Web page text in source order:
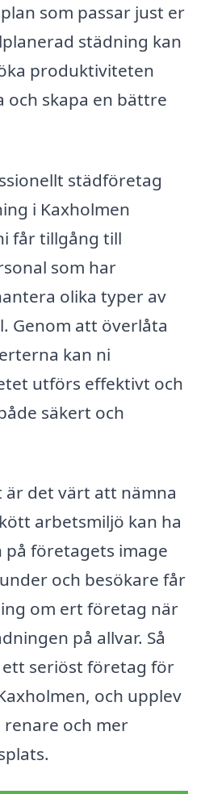
som passar just er
städning kan
produktiviteten
och skapa en bättre
städföretag
i Kaxholmen
får tillgång till
som har
olika typer av
Genom att överlåta
kan ni
utförs effektivt och
säkert och
är det värt att nämna
arbetsmiljö kan ha
företagets image
och besökare får
om ert företag när
på allvar. Så
seriöst företag för
och upplev
och mer